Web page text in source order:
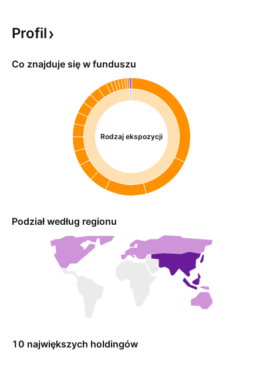
Profil
Co znajduje się w funduszu
Rodzaj ekspozycji
Podział według regionu
10 największych holdingów